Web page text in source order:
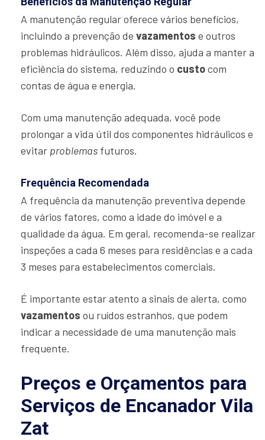
A manutenção regular oferece vários benefícios,
incluindo a prevenção de vazamentos e outros
problemas hidráulicos. Além disso, ajuda a manter a
eficiência do sistema, reduzindo o custocom
contas de água e energia.
Com uma manutenção adequada, você pode
prolongar a vida útil dos componentes hidráulicos e
evitar problemas futuros.
Frequência Recomendada
A frequência da manutenção preventiva depende
de vários fatores, como a idade do imóvel e a
qualidade da água. Em geral, recomenda-se realizar
inspeções a cada 6 meses para residências e a cada
3 meses para estabelecimentos comerciais.
É importante estar atento a sinais de alerta, como
vazamentos ou ruídos estranhos, que podem
indicar a necessidade de uma manutenção mais
frequente.
Preços e Orçamentos para
Serviços de Encanador Vila
Zat